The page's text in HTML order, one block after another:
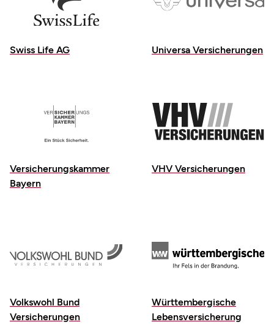
Swiss Life AG Universa Versicherungen
Versicherungskammer
Bayern
VHV Versicherungen
Volkswohl Bund
Versicherungen
Württembergische
Lebensversicherung